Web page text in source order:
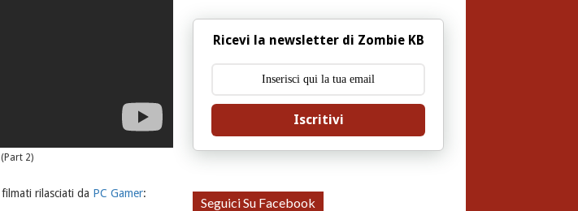
2)
rilasciati da PC Gamer:
Ricevi la newsletter di Zombie KB
Iscritivi
Seguici Su Facebook